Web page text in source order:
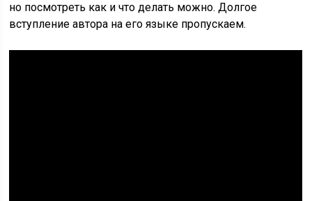
но посмотреть как и что делать можно. Долгое
вступление автора на его языке пропускаем.